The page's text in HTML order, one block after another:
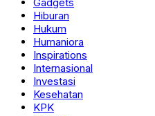
Hiburan
Hukum
Humaniora
Inspirations
Internasional
Investasi
Kesehatan
KPK